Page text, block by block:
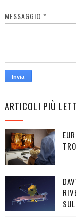
MESSAGGIO *
ARTICOLI PIÙ